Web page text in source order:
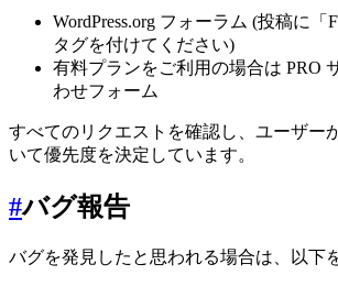
WordPress.org フォーラム (投稿に「
タグを付けてください)
有料プランをご利用の場合は PRO
わせフォーム
すべてのリクエストを確認し、ユーザー
いて優先度を決定しています。
#バグ報告
バグを発見したと思われる場合は、以下